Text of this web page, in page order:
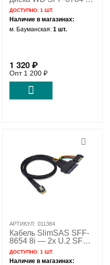
разъемом USB 3.1 /
mini USB / NFHK N-
30WD
ДОСТУПНО:1 ШТ.
Наличие в магазинах:
м. Бауманская:1 шт.
1 320₽
Опт 1 200 ₽
АРТИКУЛ: 011384
Кабель SlimSAS SFF-
8654 8i — 2x U.2 SFF-
8639 с питанием SATA
/ 0.5м
ДОСТУПНО:1 ШТ.
Наличие в магазинах: